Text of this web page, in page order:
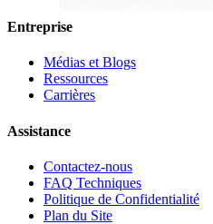
Entreprise
Médias et Blogs
Ressources
Carrières
Assistance
Contactez-nous
FAQ Techniques
Politique de Confidentialité
Plan du Site